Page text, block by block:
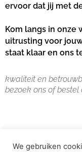
ervoor dat jij met
Kom langs in onze
uitrusting voor
staat klaar en ons
kwaliteit en
bezoek ons of bestel
We gebruiken